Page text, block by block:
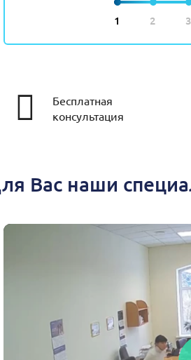
1 2 3
Бесплатная
консультация
Вас наши